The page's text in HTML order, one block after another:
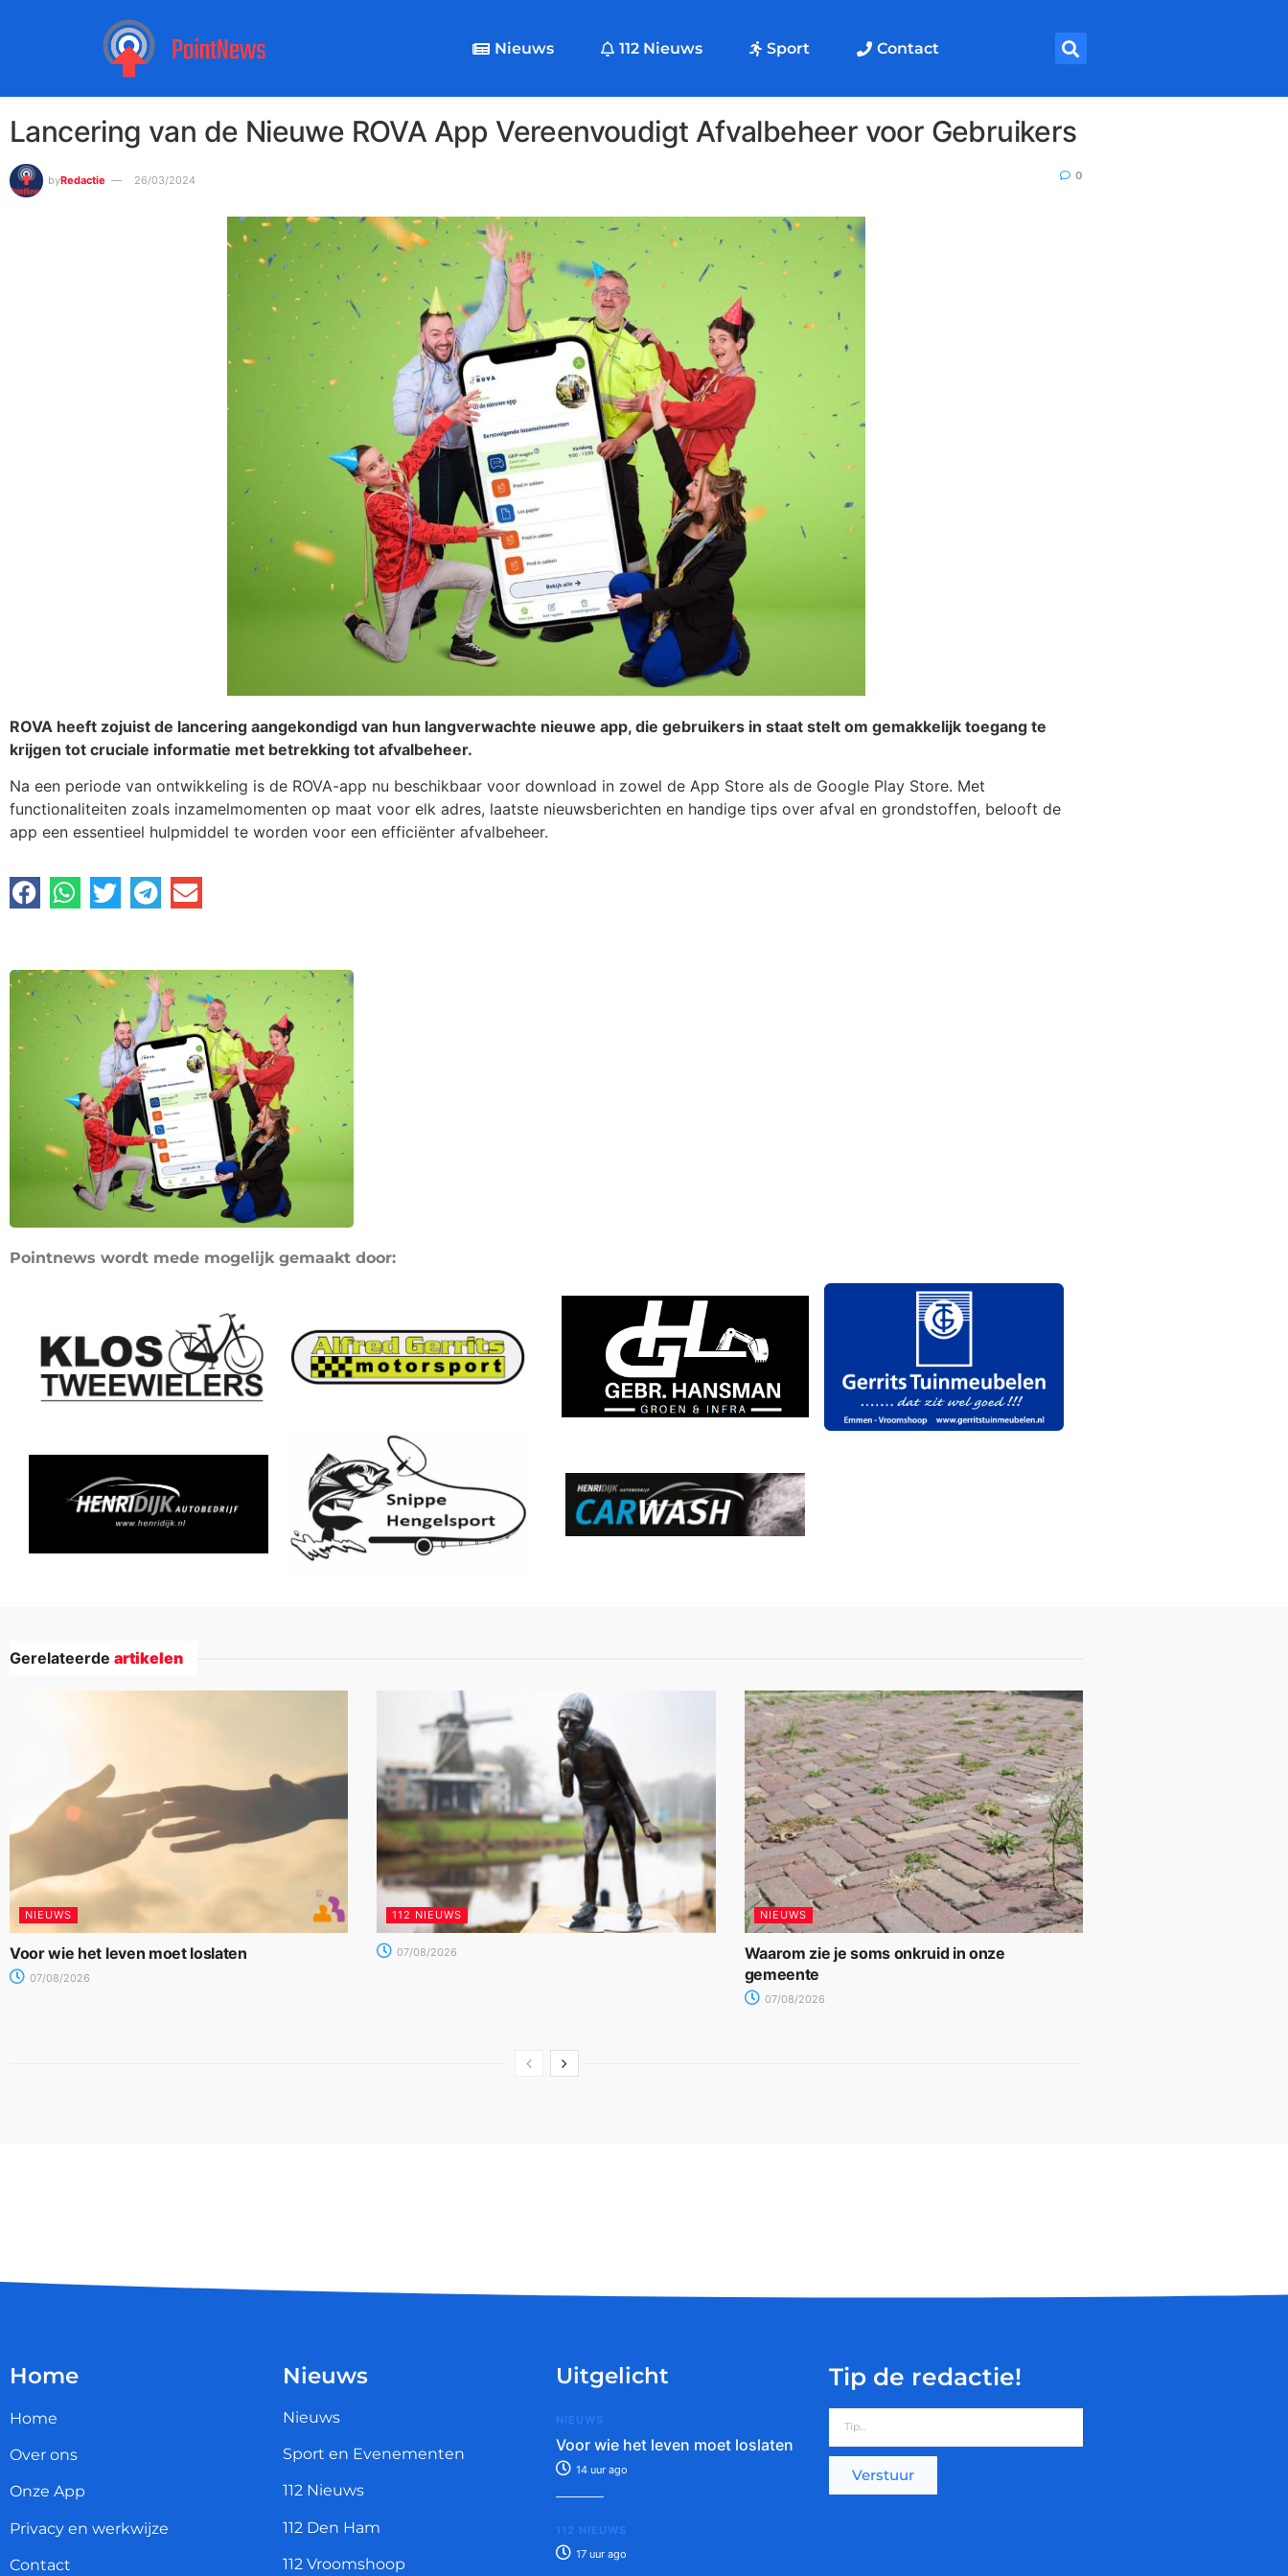
Nieuws 112 Nieuws Sport Contact
Lancering van de Nieuwe ROVA App Vereenvoudigt Afvalbeheer voor Gebruikers
byRedactie 26/03/2024 0
ROVA heeft zojuist de lancering aangekondigd van hun langverwachte nieuwe app, die gebruikers in staat stelt om gemakkelijk toegang te
krijgen tot cruciale informatie met betrekking tot afvalbeheer.
Na een periode van ontwikkeling is de ROVA-app nu beschikbaar voor download in zowel de App Store als de Google Play Store. Met
functionaliteiten zoals inzamelmomenten op maat voor elk adres, laatste nieuwsberichten en handige tips over afval en grondstoffen, belooft de
app een essentieel hulpmiddel te worden voor een efficiënter afvalbeheer.
Pointnews wordt mede mogelijk gemaakt door:
Gerelateerde artikelen
NIEUWS
Voor wie het leven moet loslaten
07/08/2026
112 NIEUWS
07/08/2026
NIEUWS
Waarom zie je soms onkruid in onze
gemeente
07/08/2026
Home
Home
Over ons
Onze App
Privacy en werkwijze
Contact
Nieuws
Nieuws
Sport en Evenementen
112 Nieuws
112 Den Ham
112 Vroomshoop
Uitgelicht
NIEUWS
Voor wie het leven moet loslaten
14 uur ago
112 NIEUWS
17 uur ago
Tip de redactie!
Verstuur